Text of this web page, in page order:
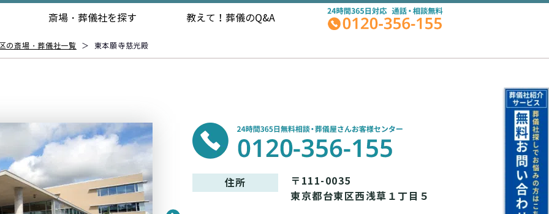
斎場・葬儀社を探す 教えて！ 葬儀のQ&A
の斎場・葬儀社一覧 ＞ 東本願寺慈光殿
住所
〒111-0035
東京都台東区西浅草１丁目５